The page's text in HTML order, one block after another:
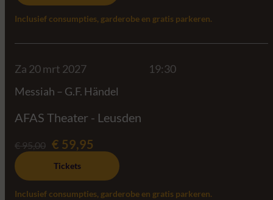
Inclusief consumpties, garderobe en gratis parkeren.
Za 20 mrt 2027
19:30
Messiah – G.F. Händel
AFAS Theater - Leusden
€ 95,00 € 59,95
Tickets
Inclusief consumpties, garderobe en gratis parkeren.